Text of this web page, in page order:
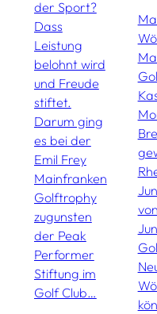
der Sport?
Dass
Leistung
belohnt wird
und Freude
stiftet.
Darum ging
es bei der
Emil Frey
Mainfranken
Golftrophy
zugunsten
der Peak
Performer
Stiftung im
Golf Club…